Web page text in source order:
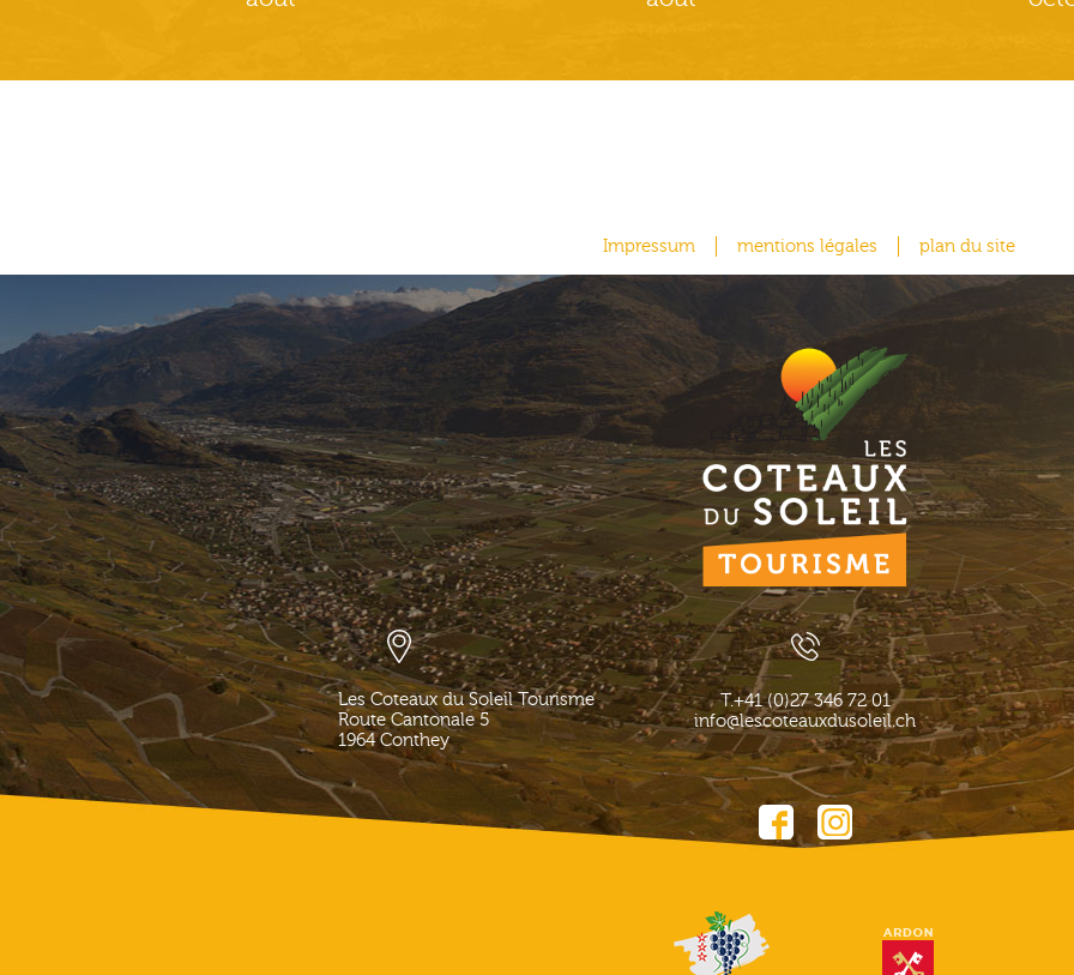
Impressum mentions légales plan du site
Les Coteaux du Soleil Tourisme
Route Cantonale 5
1964 Conthey
T.+41 (0)27 346 72 01
info@lescoteauxdusoleil.ch